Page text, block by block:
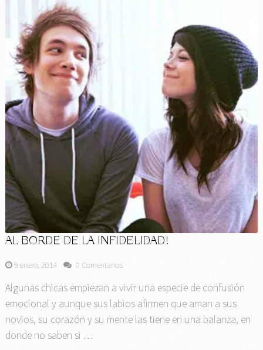
AL BORDE DE LA INFIDELIDAD!
9 enero, 2014 0 Comentarios
Algunas chicas empiezan a vivir una especie de confusión
emocional y aunque sus labios afirmen que aman a sus
novios, su corazón y su mente las tiene en una balanza, en
donde no saben si …